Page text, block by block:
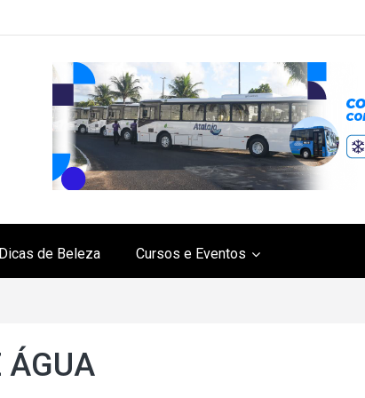
Dicas de Beleza Cursos e Eventos
ÁGUA